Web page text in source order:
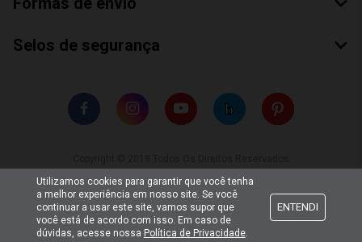
Selos de segurança
Utilizamos cookies para garantir que você tenha
a melhor experiência em nosso site. Se você
continuar a usar este site, vamos supor que
você está de acordo com isso. Em caso de
dúvidas, acesse nossa Política de Privacidade.
ENTENDI